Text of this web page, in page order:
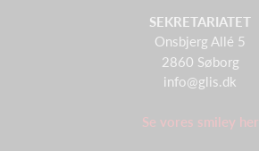
SEKRETARIATET
Onsbjerg Allé 5
2860 Søborg
info@glis.dk
Se vores smiley her